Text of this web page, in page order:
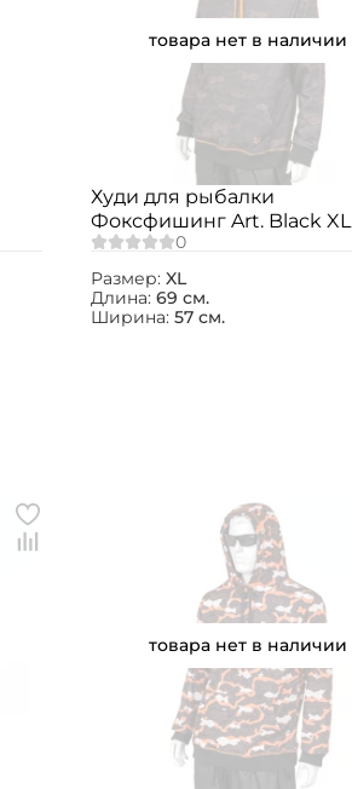
товара нет в наличии
Худи для рыбалки
Фоксфишинг Art. Black XL
Размер: XL
Длина: 69 см.
Ширина: 57 см.
товара нет в наличии